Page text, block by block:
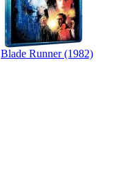
Blade Runner (1982)